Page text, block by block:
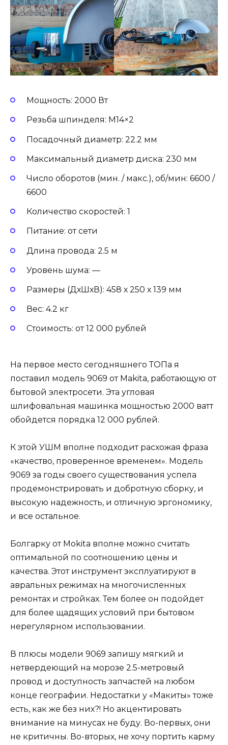
Мощность: 2000 Вт
Резьба шпинделя: М14×2
Посадочный диаметр: 22.2 мм
Максимальный диаметр диска: 230 мм
Число оборотов (мин. / макс.), об/мин: 6600 /
6600
Количество скоростей: 1
Питание: от сети
Длина провода: 2.5 м
Уровень шума: —
Размеры (ДхШхВ): 458 х 250 х 139 мм
Вес: 4.2 кг
Стоимость: от 12 000 рублей
На первое место сегодняшнего ТОПа я
поставил модель 9069 от Makita, работающую от
бытовой электросети. Эта угловая
шлифовальная машинка мощностью 2000 ватт
обойдется порядка 12 000 рублей.
К этой УШМ вполне подходит расхожая фраза
«качество, проверенное временем». Модель
9069 за годы своего существования успела
продемонстрировать и добротную сборку, и
высокую надежность, и отличную эргономику,
и все остальное.
Болгарку от Mokita вполне можно считать
оптимальной по соотношению цены и
качества. Этот инструмент эксплуатируют в
авральных режимах на многочисленных
ремонтах и стройках. Тем более он подойдет
для более щадящих условий при бытовом
нерегулярном использовании.
В плюсы модели 9069 запишу мягкий и
нетвердеющий на морозе 2.5-метровый
провод и доступность запчастей на любом
конце географии. Недостатки у «Макиты» тоже
есть, как же без них?! Но акцентировать
внимание на минусах не буду. Во-первых, они
не критичны. Во-вторых, не хочу портить карму